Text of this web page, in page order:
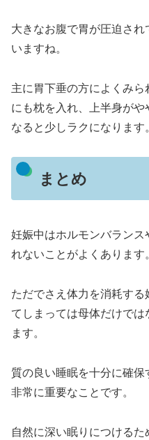
大きなお腹で胃が圧迫さ
いますね。
主に胃下垂の方によくみ
にも枕を入れ、上半身が
なると少しラクになります
まとめ
妊娠中はホルモンバラン
れないことがよくあります
ただでさえ体力を消耗す
てしまっては母体だけで
ます。
質の良い睡眠を十分に確
非常に重要なことです。
自然に深い眠りにつけるた